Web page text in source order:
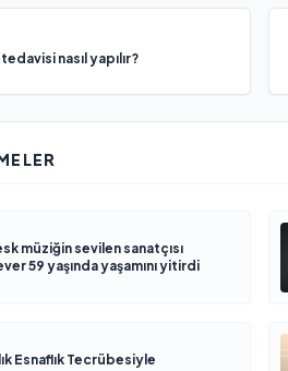
nasıl yapılır?
müziğin sevilen sanatçısı
59 yaşında yaşamını yitirdi
Esnaflık Tecrübesiyle